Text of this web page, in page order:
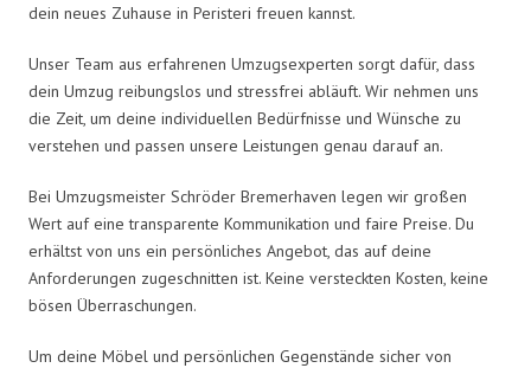
dein neues Zuhause in Peristeri freuen kannst.
Unser Team aus erfahrenen Umzugsexperten sorgt dafür, dass
dein Umzug reibungslos und stressfrei abläuft. Wir nehmen uns
die Zeit, um deine individuellen Bedürfnisse und Wünsche zu
verstehen und passen unsere Leistungen genau darauf an.
Bei Umzugsmeister Schröder Bremerhaven legen wir großen
Wert auf eine transparente Kommunikation und faire Preise. Du
erhältst von uns ein persönliches Angebot, das auf deine
Anforderungen zugeschnitten ist. Keine versteckten Kosten, keine
bösen Überraschungen.
Um deine Möbel und persönlichen Gegenstände sicher von